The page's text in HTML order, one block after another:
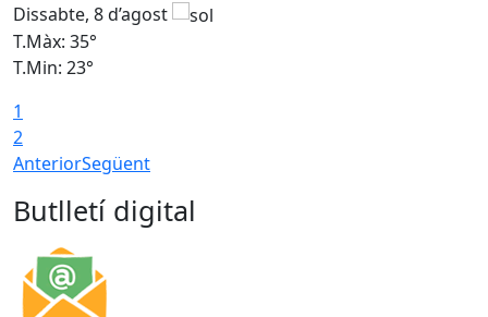
Dissabte, 8 d’agost
T.Màx: 35°
T.Min: 23°
1
2
AnteriorSegüent
Butlletí digital